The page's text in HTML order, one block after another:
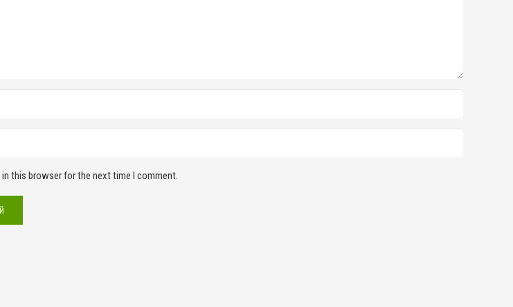
in this browser for the next time I comment.